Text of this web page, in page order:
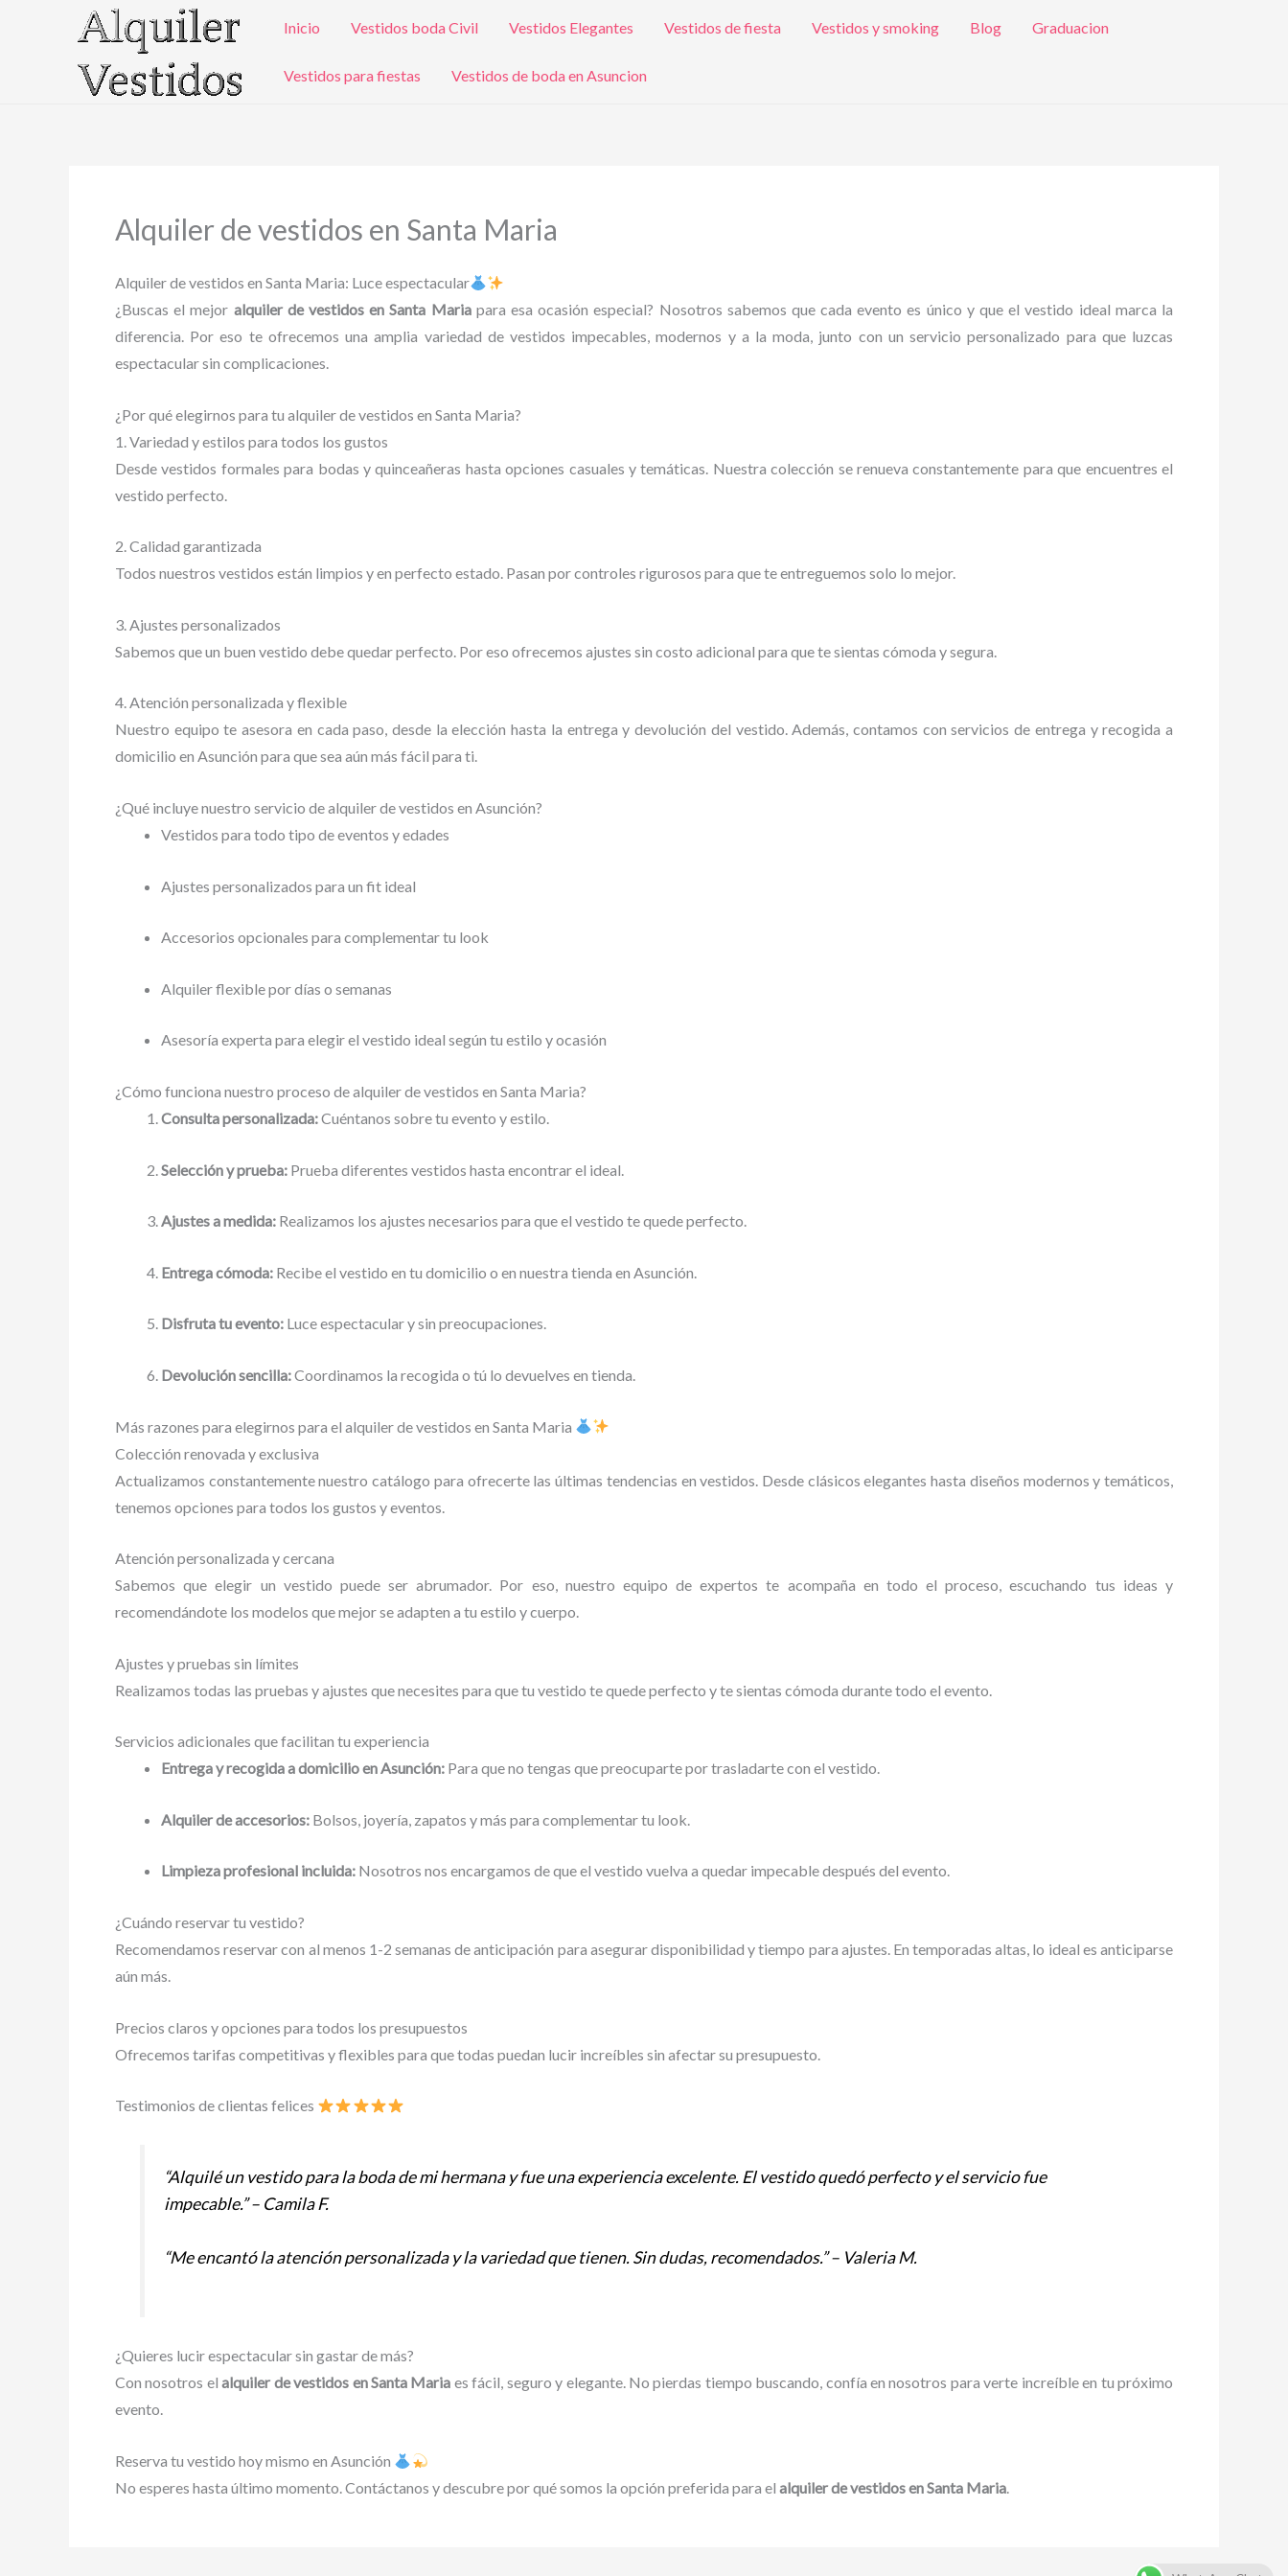
Inicio Vestidos boda Civil Vestidos Elegantes Vestidos de fiesta Vestidos y smoking Blog Graduacion
Vestidos para fiestas Vestidos de boda en Asuncion
Alquiler de vestidos en Santa Maria
Alquiler de vestidos en Santa Maria: Luce espectacular
¿Buscas el mejor alquiler de vestidos en Santa Mariapara esa ocasión especial? Nosotros sabemos que cada evento es único y que el vestido ideal marca la
diferencia. Por eso te ofrecemos una amplia variedad de vestidos impecables, modernos y a la moda, junto con un servicio personalizado para que luzcas
espectacular sin complicaciones.
¿Por qué elegirnos para tu alquiler de vestidos en Santa Maria?
1. Variedad y estilos para todos los gustos
Desde vestidos formales para bodas y quinceañeras hasta opciones casuales y temáticas. Nuestra colección se renueva constantemente para que encuentres el
vestido perfecto.
2. Calidad garantizada
Todos nuestros vestidos están limpios y en perfecto estado. Pasan por controles rigurosos para que te entreguemos solo lo mejor.
3. Ajustes personalizados
Sabemos que un buen vestido debe quedar perfecto. Por eso ofrecemos ajustes sin costo adicional para que te sientas cómoda y segura.
4. Atención personalizada y flexible
Nuestro equipo te asesora en cada paso, desde la elección hasta la entrega y devolución del vestido. Además, contamos con servicios de entrega y recogida a
domicilio en Asunción para que sea aún más fácil para ti.
¿Qué incluye nuestro servicio de alquiler de vestidos en Asunción?
Vestidos para todo tipo de eventos y edades
Ajustes personalizados para un fit ideal
Accesorios opcionales para complementar tu look
Alquiler flexible por días o semanas
Asesoría experta para elegir el vestido ideal según tu estilo y ocasión
¿Cómo funciona nuestro proceso de alquiler de vestidos en Santa Maria?
Consulta personalizada:Cuéntanos sobre tu evento y estilo.
Selección y prueba: Prueba diferentes vestidos hasta encontrar el ideal.
Ajustes a medida: Realizamos los ajustes necesarios para que el vestido te quede perfecto.
Entrega cómoda: Recibe el vestido en tu domicilio o en nuestra tienda en Asunción.
Disfruta tu evento: Luce espectacular y sin preocupaciones.
Devolución sencilla:Coordinamos la recogida o tú lo devuelves en tienda.
Más razones para elegirnos para el alquiler de vestidos en Santa Maria
Colección renovada y exclusiva
Actualizamos constantemente nuestro catálogo para ofrecerte las últimas tendencias en vestidos. Desde clásicos elegantes hasta diseños modernos y temáticos,
tenemos opciones para todos los gustos y eventos.
Atención personalizada y cercana
Sabemos que elegir un vestido puede ser abrumador. Por eso, nuestro equipo de expertos te acompaña en todo el proceso, escuchando tus ideas y
recomendándote los modelos que mejor se adapten a tu estilo y cuerpo.
Ajustes y pruebas sin límites
Realizamos todas las pruebas y ajustes que necesites para que tu vestido te quede perfecto y te sientas cómoda durante todo el evento.
Servicios adicionales que facilitan tu experiencia
Entrega y recogida a domicilio en Asunción: Para que no tengas que preocuparte por trasladarte con el vestido.
Alquiler de accesorios: Bolsos, joyería, zapatos y más para complementar tu look.
Limpieza profesional incluida: Nosotros nos encargamos de que el vestido vuelva a quedar impecable después del evento.
¿Cuándo reservar tu vestido?
Recomendamos reservar con al menos 1-2 semanas de anticipación para asegurar disponibilidad y tiempo para ajustes. En temporadas altas, lo ideal es anticiparse
aún más.
Precios claros y opciones para todos los presupuestos
Ofrecemos tarifas competitivas y flexibles para que todas puedan lucir increíbles sin afectar su presupuesto.
Testimonios de clientas felices
“Alquilé un vestido para la boda de mi hermana y fue una experiencia excelente. El vestido quedó perfecto y el servicio fue
impecable.” – Camila F.
“Me encantó la atención personalizada y la variedad que tienen. Sin dudas, recomendados.” – Valeria M.
¿Quieres lucir espectacular sin gastar de más?
Con nosotros elalquiler de vestidos en Santa Maria es fácil, seguro y elegante. No pierdas tiempo buscando, confía en nosotros para verte increíble en tu próximo
evento.
Reserva tu vestido hoy mismo en Asunción
No esperes hasta último momento. Contáctanos y descubre por qué somos la opción preferida para el alquiler de vestidos en Santa Maria.